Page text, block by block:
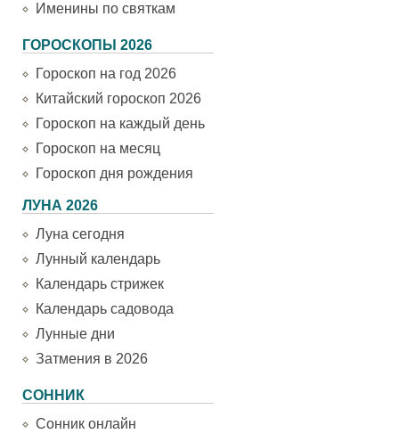
Именины по святкам
ГОРОСКОПЫ 2026
Гороскоп на год 2026
Китайский гороскоп 2026
Гороскоп на каждый день
Гороскоп на месяц
Гороскоп дня рождения
ЛУНА 2026
Луна сегодня
Лунный календарь
Календарь стрижек
Календарь садовода
Лунные дни
Затмения в 2026
СОННИК
Сонник онлайн